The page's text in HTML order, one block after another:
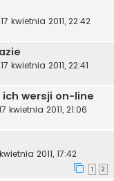
kwietnia 2011, 22:42
kwietnia 2011, 22:41
ich wersji on-line
kwietnia 2011, 21:06
2011, 17:42
1 2